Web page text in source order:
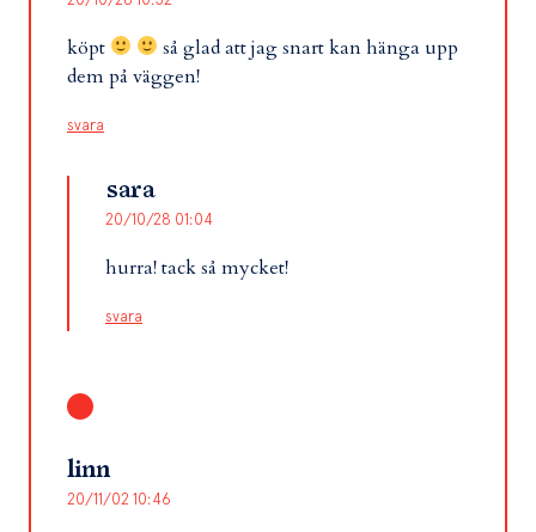
köpt
så glad att jag snart kan hänga upp
dem på väggen!
svara
sara
20/10/28 01:04
hurra! tack så mycket!
svara
linn
20/11/02 10:46